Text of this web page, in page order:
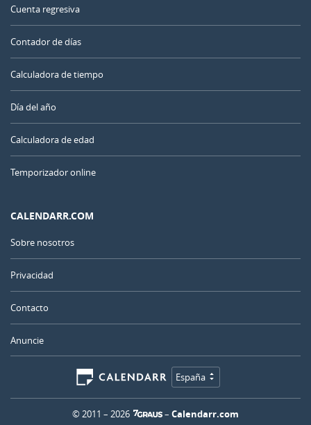
Cuenta regresiva
Contador de días
Calculadora de tiempo
Día del año
Calculadora de edad
Temporizador online
CALENDARR.COM
Sobre nosotros
Privacidad
Contacto
Anuncie
España
© 2011 – 2026 – Calendarr.com